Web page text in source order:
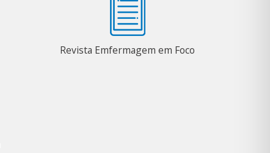
Revista Emfermagem em Foco